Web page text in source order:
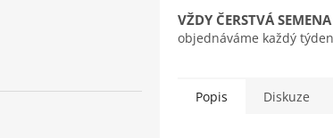
VŽDY ČERSTVÁ SEMENA
objednáváme každý týden
Popis Diskuze